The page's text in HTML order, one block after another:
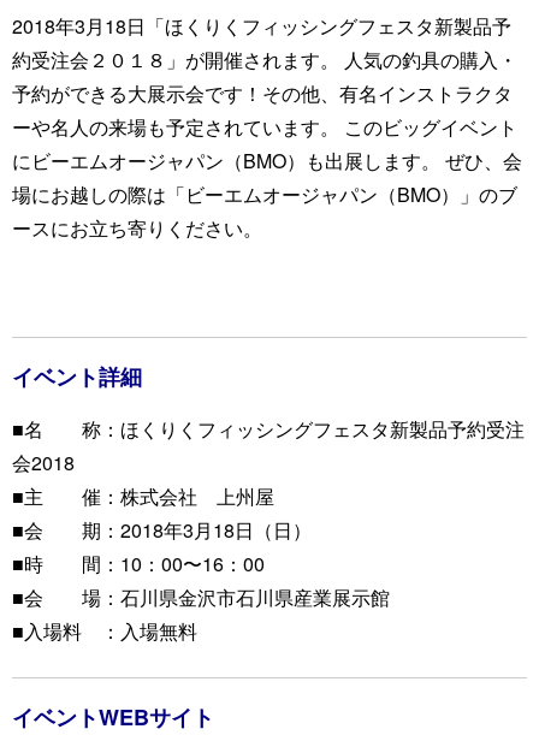
2018年3月18日「ほくりくフィッシングフェスタ新製品予
約受注会２０１８」が開催されます。 人気の釣具の購入・
予約ができる大展示会です！その他、有名インストラクタ
ーや名人の来場も予定されています。 このビッグイベント
にビーエムオージャパン（BMO）も出展します。 ぜひ、会
場にお越しの際は「ビーエムオージャパン（BMO）」のブ
ースにお立ち寄りください。
イベント詳細
■名 称：ほくりくフィッシングフェスタ新製品予約受注
会2018
■主 催：株式会社 上州屋
■会 期：2018年3月18日（日）
■時 間：10：00〜16：00
■会 場：石川県金沢市石川県産業展示館
■入場料 ：入場無料
イベントWEBサイト